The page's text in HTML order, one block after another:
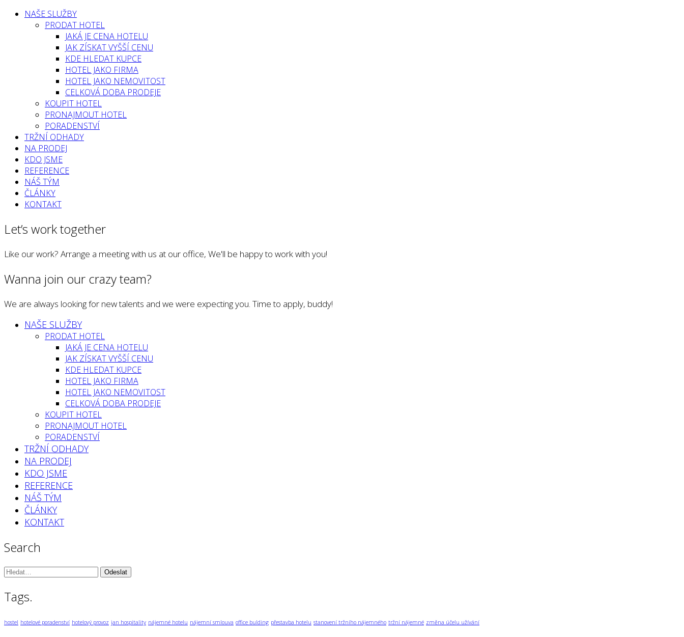
NAŠE SLUŽBY
PRODAT HOTEL
JAKÁ JE CENA HOTELU
JAK ZÍSKAT VYŠŠÍ CENU
KDE HLEDAT KUPCE
HOTEL JAKO FIRMA
HOTEL JAKO NEMOVITOST
CELKOVÁ DOBA PRODEJE
KOUPIT HOTEL
PRONAJMOUT HOTEL
PORADENSTVÍ
TRŽNÍ ODHADY
NA PRODEJ
KDO JSME
REFERENCE
NÁŠ TÝM
ČLÁNKY
KONTAKT
Let’s work together
Like our work? Arrange a meeting with us at our office, We'll be happy to work with you!
Wanna join our crazy team?
We are always looking for new talents and we were expecting you. Time to apply, buddy!
NAŠE SLUŽBY
PRODAT HOTEL
JAKÁ JE CENA HOTELU
JAK ZÍSKAT VYŠŠÍ CENU
KDE HLEDAT KUPCE
HOTEL JAKO FIRMA
HOTEL JAKO NEMOVITOST
CELKOVÁ DOBA PRODEJE
KOUPIT HOTEL
PRONAJMOUT HOTEL
PORADENSTVÍ
TRŽNÍ ODHADY
NA PRODEJ
KDO JSME
REFERENCE
NÁŠ TÝM
ČLÁNKY
KONTAKT
Search
Vyhledávání:
Tags.
hostel hotelové poradenství hotelový provoz jan hospitality nájemné hotelu nájemní smlouva office bulding přestavba hotelu stanovení tržního nájemného tržní nájemné změna účelu užívání